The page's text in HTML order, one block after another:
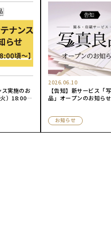
実施のお
）18:00
2026.06.10
【告知】新サービス「
品」オープンのお知らせ
お知らせ